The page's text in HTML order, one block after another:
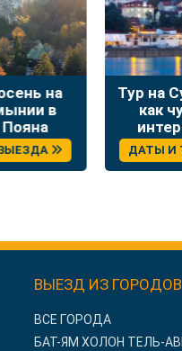
на
в
Тур на
как
ДАТЫ И
ВЫЕЗД ИЗ ГОРОДОВ
ВСЕ ГОРОДА
БАТ-ЯМ ХОЛОН ТЕЛЬ-